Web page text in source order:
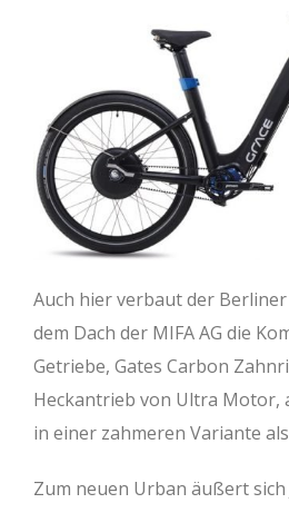
Auch hier verbaut der
dem Dach der MIFA AG die
Getriebe, Gates Carbon
Heckantrieb von Ultra Motor,
in einer zahmeren Variante als
Zum neuen Urban äußert sich